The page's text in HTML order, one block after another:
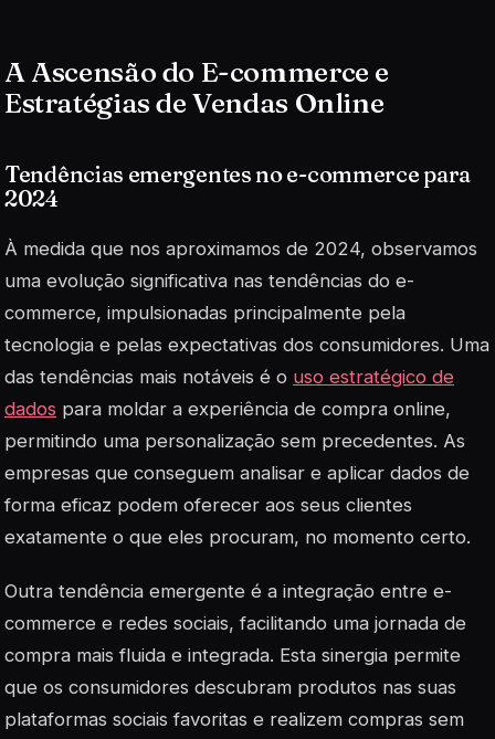
A Ascensão do E-commerce e
Estratégias de Vendas Online
Tendências emergentes no e-commerce para
2024
À medida que nos aproximamos de 2024, observamos
uma evolução significativa nas tendências do e-
commerce, impulsionadas principalmente pela
tecnologia e pelas expectativas dos consumidores. Uma
das tendências mais notáveis é o uso estratégico de
dados para moldar a experiência de compra online,
permitindo uma personalização sem precedentes. As
empresas que conseguem analisar e aplicar dados de
forma eficaz podem oferecer aos seus clientes
exatamente o que eles procuram, no momento certo.
Outra tendência emergente é a integração entre e-
commerce e redes sociais, facilitando uma jornada de
compra mais fluida e integrada. Esta sinergia permite
que os consumidores descubram produtos nas suas
plataformas sociais favoritas e realizem compras sem